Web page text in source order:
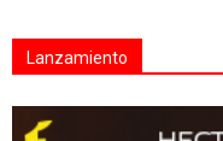
Lanzamiento